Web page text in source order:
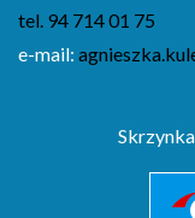
tel. 94 714 01 75
e-mail: